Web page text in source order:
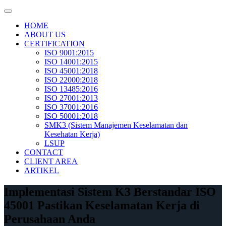
Skip
contentHOME
ABOUT US
CERTIFICATION
ISO 9001:2015
ISO 14001:2015
ISO 45001:2018
ISO 22000:2018
ISO 13485:2016
ISO 27001:2013
ISO 37001:2016
ISO 50001:2018
SMK3 (Sistem Manajemen Keselamatan dan
Kesehatan Kerja)
LSUP
CONTACT
CLIENT AREA
ARTIKEL
Implementasi Sistem K3 Berstandar ISO
45001 Pastikan Keselamatan Kerja di
Perusahaan Anda